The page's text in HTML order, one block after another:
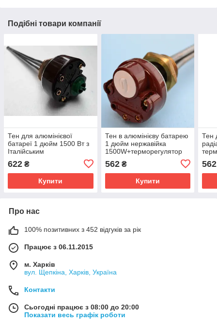
Подібні товари компанії
Тен для алюмінієвої
батареї 1 дюйм 1500 Вт з
Італійським
622 ₴
Купити
Тен в алюмінієву батарею
1 дюйм нержавійка
1500W+терморегулятор
562₴
Купити
Тен
562
Про нас
100% позитивних з 452 відгуків за рік
Працює з 06.11.2015
м. Харків
вул. Щепкіна, Харків, Україна
Контакти
Сьогодні працює з 08:00 до 20:00
Показати весь графік роботи